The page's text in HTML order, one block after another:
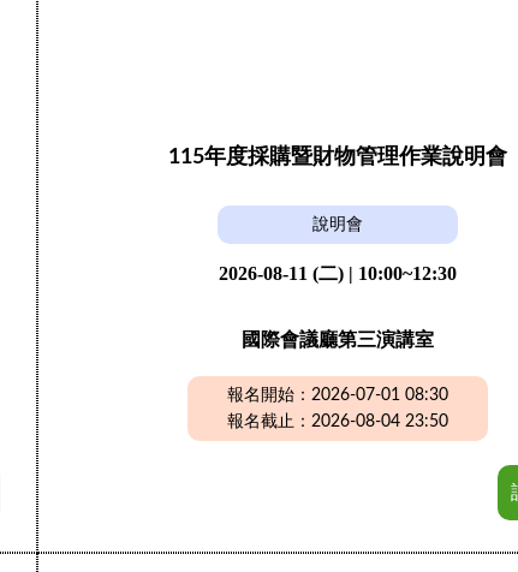
115年度採購暨財物管理作業說明會
說明會
2026-08-11 (二) | 10:00~12:30
國際會議廳第三演講室
報名開始：2026-07-01 08:30
報名截止：2026-08-04 23:50